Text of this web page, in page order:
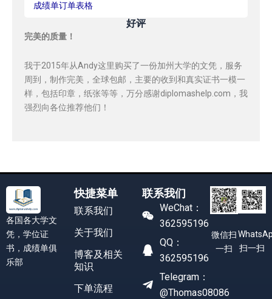
成绩单订单表格
好评
完美的质量！
我于2015年从Andy这里购买了一份加州大学的文凭，服务
周到，制作完美，全球包邮，主要的收到和真实证书一模一
样，包括印章，纸张等等，万分感谢diplomashelp.com，我
强烈向各位推荐他们！
各国各大学文
凭，学位证
书，成绩单俱
乐部
快捷菜单
联系我们
关于我们
博客及相关
知识
下单流程
联系我们
WeChat：
362595196
QQ：
362595196
Telegram：
@Thomas08086
微信扫
一扫
扫一扫